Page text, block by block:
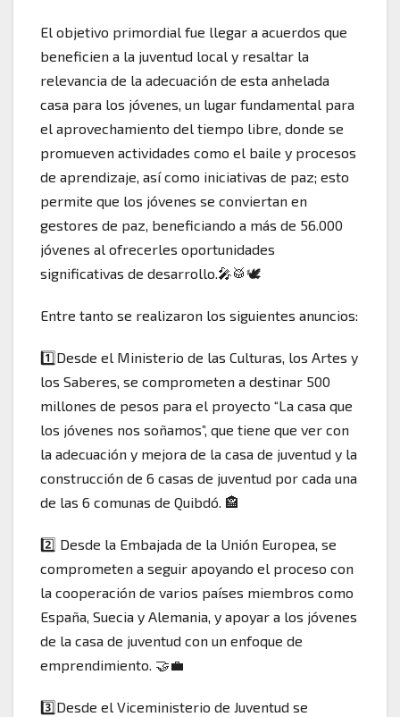
El objetivo primordial fue llegar a acuerdos que
beneficien a la juventud local y resaltar la
relevancia de la adecuación de esta anhelada
casa para los jóvenes, un lugar fundamental para
el aprovechamiento del tiempo libre, donde se
promueven actividades como el baile y procesos
de aprendizaje, así como iniciativas de paz; esto
permite que los jóvenes se conviertan en
gestores de paz, beneficiando a más de 56.000
jóvenes al ofrecerles oportunidades
significativas de desarrollo.🎤🥁🕊️
Entre tanto se realizaron los siguientes anuncios:
1️⃣Desde el Ministerio de las Culturas, los Artes y
los Saberes, se comprometen a destinar 500
millones de pesos para el proyecto “La casa que
los jóvenes nos soñamos”, que tiene que ver con
la adecuación y mejora de la casa de juventud y la
construcción de 6 casas de juventud por cada una
de las 6 comunas de Quibdó. 🏤
2️⃣ Desde la Embajada de la Unión Europea, se
comprometen a seguir apoyando el proceso con
la cooperación de varios países miembros como
España, Suecia y Alemania, y apoyar a los jóvenes
de la casa de juventud con un enfoque de
emprendimiento. 🤝💼
3️⃣Desde el Viceministerio de Juventud se